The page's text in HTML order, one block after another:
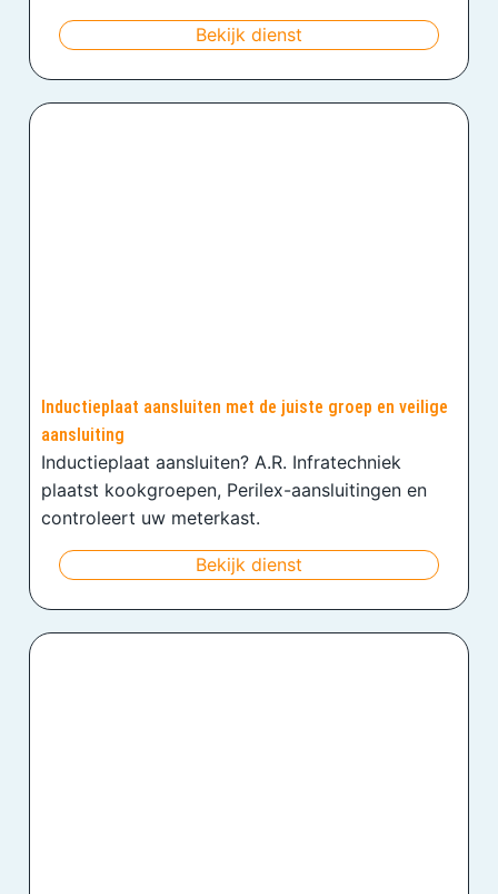
Bekijk dienst
Inductieplaat aansluiten met de juiste groep en veilige
aansluiting
Inductieplaat aansluiten? A.R. Infratechniek
plaatst kookgroepen, Perilex-aansluitingen en
controleert uw meterkast.
Bekijk dienst